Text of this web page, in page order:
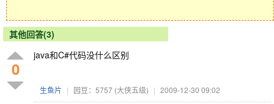
其他回答(3)
0
java和C#代码没什么区别
生鱼片 | 园豆：5757 (大侠五级) | 2009-12-30 09:02